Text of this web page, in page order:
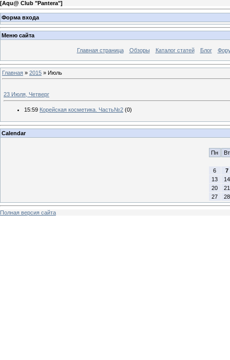
[Aqu@ Club "Pantera"]
Форма входа
Меню сайта
Главная страница Обзоры Каталог статей Блог
Главная » 2015 » Июль
23 Июля, Четверг
15:59 Корейская косметика. Часть№2 (0)
Calendar
Пн Вт
6
7
13
14
20
21
27
28
Полная версия сайта